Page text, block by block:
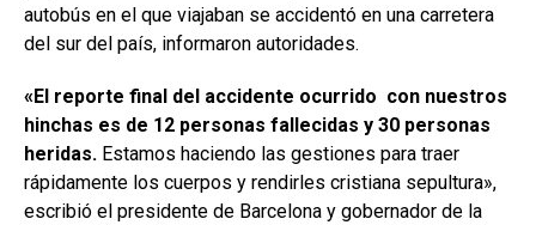
autobús en el que viajaban se accidentó en una carretera
del sur del país, informaron autoridades.
«El reporte final del accidente ocurrido con nuestros
hinchas es de 12 personas fallecidas y 30 personas
heridas. Estamos haciendo las gestiones para traer
rápidamente los cuerpos y rendirles cristiana sepultura»,
escribió el presidente de Barcelona y gobernador de la